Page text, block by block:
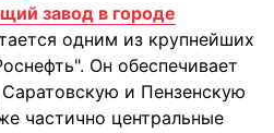
завод в городе
одним из крупнейших
Он обеспечивает
и Пензенскую
частично центральные